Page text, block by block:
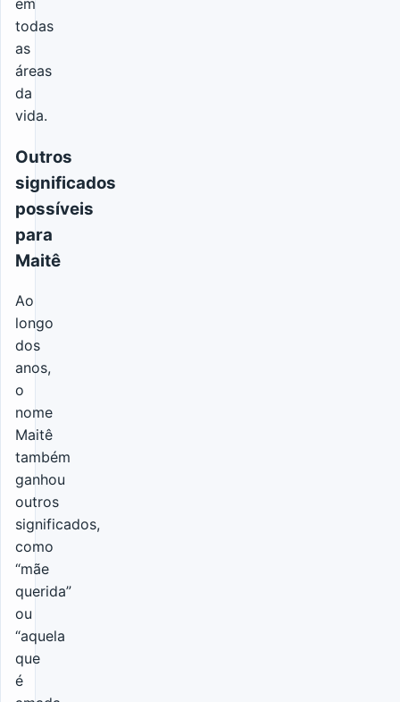
em
todas
as
áreas
da
vida.
Outros
significados
possíveis
para
Maitê
Ao
longo
dos
anos,
o
nome
Maitê
também
ganhou
outros
significados,
como
“mãe
querida”
ou
“aquela
que
é